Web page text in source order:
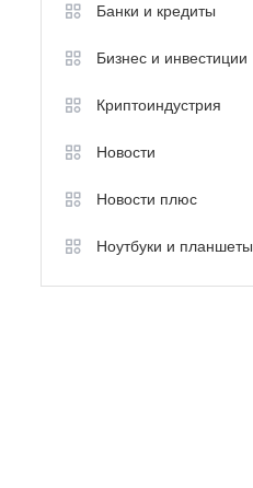
Банки и кредиты
Бизнес и инвестиции
Криптоиндустрия
Новости
Новости плюс
Ноутбуки и планшеты